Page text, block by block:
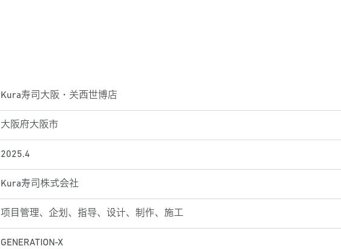
Kura寿司大阪・关西世博店
大阪府大阪市
2025.4
Kura寿司株式会社
项目管理、企划、指导、设计、制作、施工
GENERATION-X